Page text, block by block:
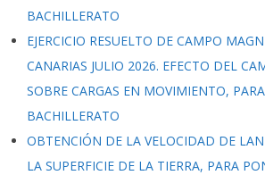
BACHILLERATO
EJERCICIO RESUELTO DE CAMPO
CANARIAS JULIO 2026. EFECTO DEL
SOBRE CARGAS EN MOVIMIENTO,
BACHILLERATO
OBTENCIÓN DE LA VELOCIDAD DE
LA SUPERFICIE DE LA TIERRA, PARA